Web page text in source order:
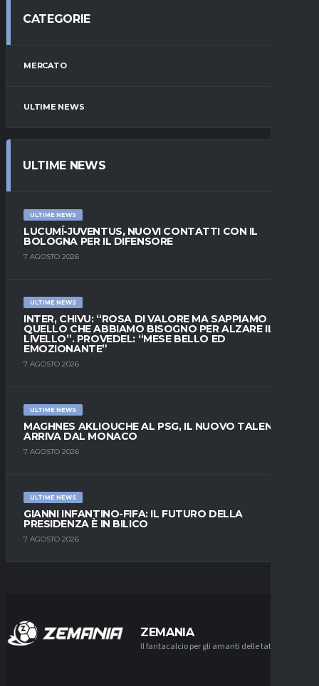
CATEGORIE
MERCATO
ULTIME NEWS
ULTIME NEWS
ULTIME NEWS
LUCUMÍ-JUVENTUS, NUOVI CONTATTI CON IL
BOLOGNA PER IL DIFENSORE
7 AGOSTO 2026
ULTIME NEWS
INTER, CHIVU: “ROSA DI VALORE MA SAPPIAMO
QUELLO CHE ABBIAMO BISOGNO PER ALZARE IL
LIVELLO”. PROVEDEL: “MESE BELLO ED
EMOZIONANTE”
7 AGOSTO 2026
ULTIME NEWS
MAGHNES AKLIOUCHE AL PSG, IL NUOVO TALENTO
ARRIVA DAL MONACO
7 AGOSTO 2026
ULTIME NEWS
GIANNI INFANTINO-FIFA: IL FUTURO DELLA
PRESIDENZA È IN BILICO
7 AGOSTO 2026
ZEMANIA
Il fantacalcio per gli amanti delle tattiche